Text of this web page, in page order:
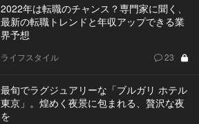
2022年は転職のチャンス？専門家に聞く、
最新の転職トレンドと年収アップできる業
界予想
ライフスタイル 23
最旬でラグジュアリーな「ブルガリ ホテル
東京」。煌めく夜景に包まれる、贅沢な夜
を